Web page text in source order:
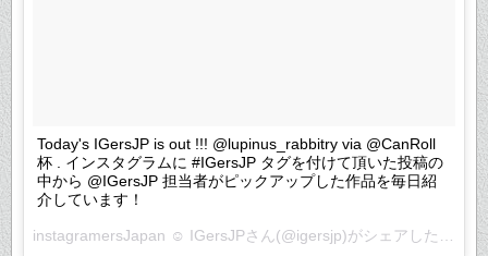
Today's IGersJP is out !!! @lupinus_rabbitry via @CanRoll
杯 . インスタグラムに #IGersJP タグを付けて頂いた投稿の
中から @IGersJP 担当者がピックアップした作品を毎日紹
介しています！
instagramersJapan ☺︎ IGersJPさん(@igersjp)がシェアした投稿 –